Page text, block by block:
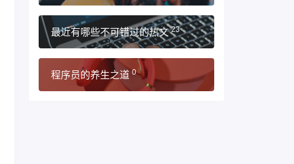
最近有哪些不可错过的热文 23
程序员的养生之道 0